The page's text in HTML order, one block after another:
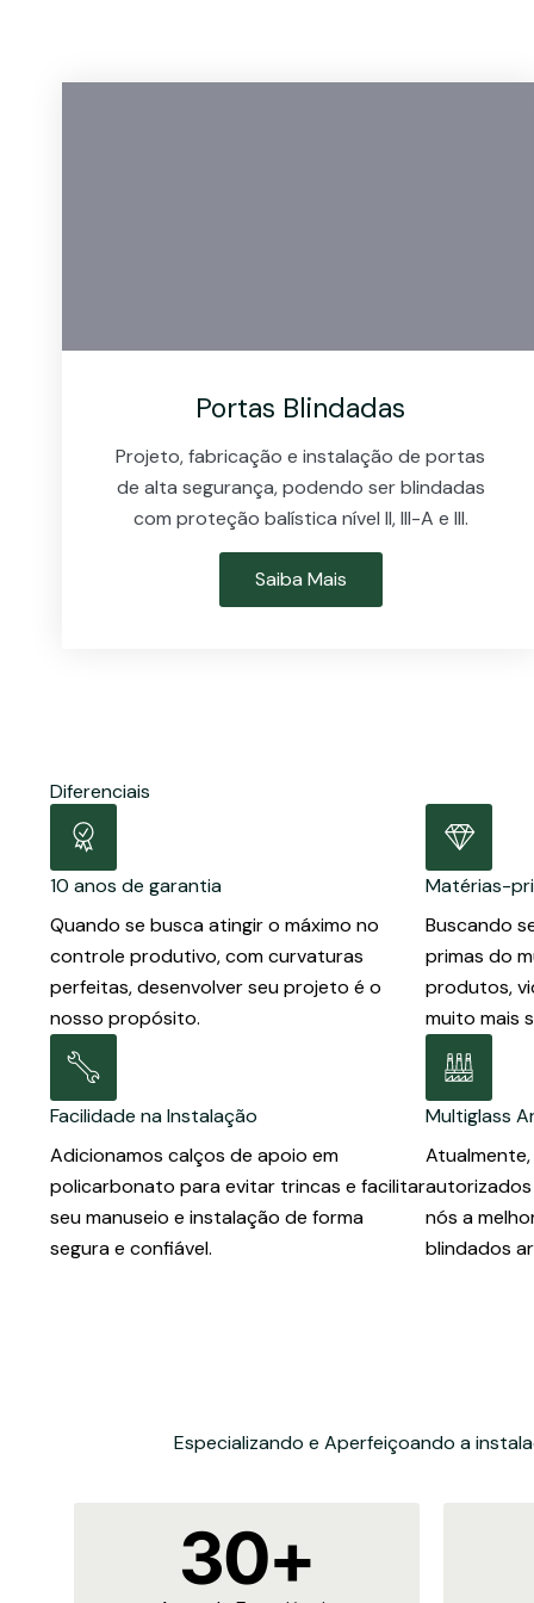
Portas Blindadas
Projeto, fabricação e instalação de portas
de alta segurança, podendo ser blindadas
com proteção balística nível II, III-A e III.
Saiba Mais
Diferenciais
10 anos de garantia
Quando se busca atingir o máximo no
controle produtivo, com curvaturas
perfeitas, desenvolver seu projeto é o
nosso propósito.
Matérias-
Buscando
primas do
produtos,
muito mais
Facilidade na Instalação
Adicionamos calços de apoio em
policarbonato para evitar trincas e facilitar
seu manuseio e instalação de forma
segura e confiável.
Multiglass
nós a
blindados
Especializando e Aperfeiçoando a
30+